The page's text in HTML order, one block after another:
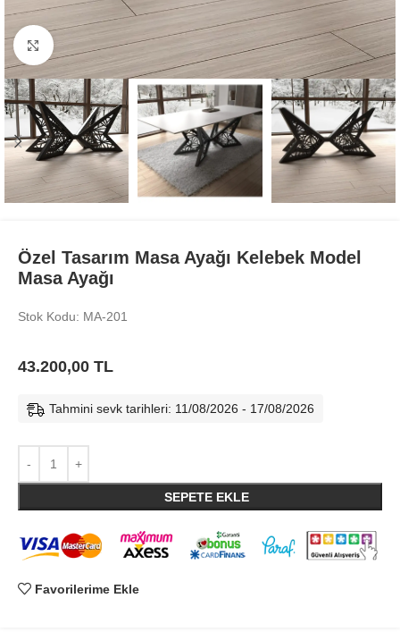
Büyüt
Özel Tasarım Masa Ayağı Kelebek Model
Masa Ayağı
Stok Kodu: MA-201
43.200,00 TL
Tahmini sevk tarihleri: 11/08/2026 - 17/08/2026
SEPETE EKLE
Favorilerime Ekle